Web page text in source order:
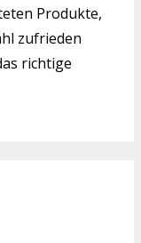
Produkte,
zufrieden
richtige